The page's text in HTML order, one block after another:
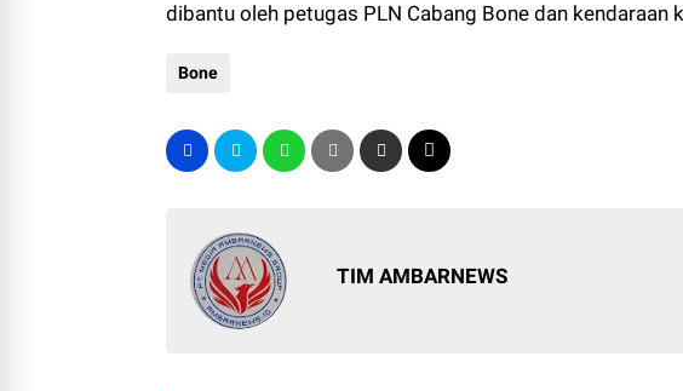
dibantu oleh petugas PLN Cabang Bone dan kendaraan
Bone
TIM AMBARNEWS